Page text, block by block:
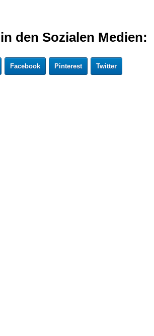
den Sozialen Medien:
Facebook Pinterest Twitter